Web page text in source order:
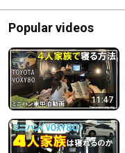
Popular videos
11:47